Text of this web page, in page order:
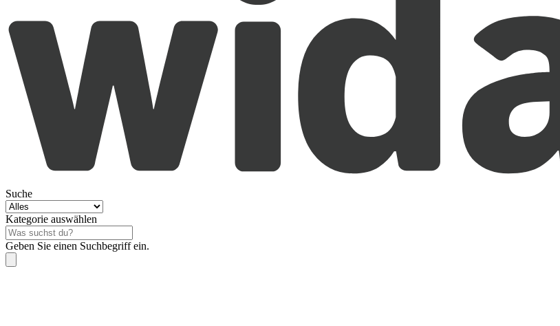
Suche
Kategorie auswählen
Geben Sie einen Suchbegriff ein.